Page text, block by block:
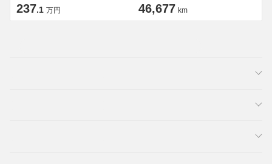
237.1 万円 46,677 km